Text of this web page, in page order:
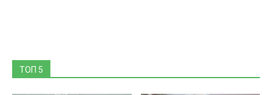
ТОП 5